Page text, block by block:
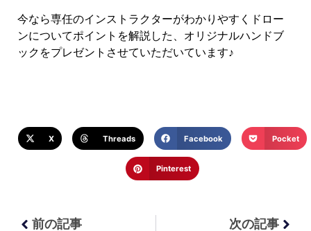
今なら専任のインストラクターがわかりやすくドロー
ンについてポイントを解説した、オリジナルハンドブ
ックをプレゼントさせていただいています♪
X Threads Facebook Pocket
Pinterest
前の記事 次の記事